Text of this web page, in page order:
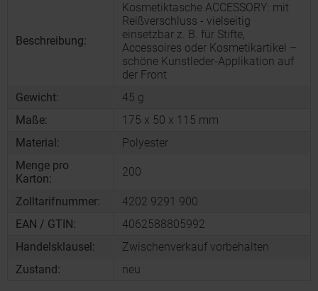
Beschreibung:
Kosmetiktasche ACCESSORY: mit
Reißverschluss - vielseitig
einsetzbar z. B. für Stifte,
Accessoires oder Kosmetikartikel –
schöne Kunstleder-Applikation auf
der Front
Gewicht:
45 g
Maße:
175 x 50 x 115 mm
Material:
Polyester
Menge pro
Karton:
200
Zolltarifnummer:
4202 9291 900
EAN / GTIN:
4062588805992
Handelsklausel:
Zwischenverkauf vorbehalten
Zustand:
neu